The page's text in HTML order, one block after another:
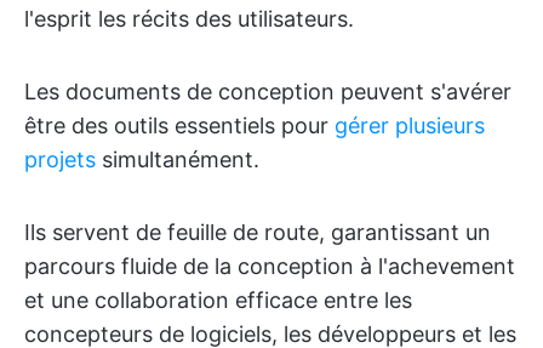
l'esprit les récits des utilisateurs.
Les documents de conception peuvent s'avérer
être des outils essentiels pour gérer plusieurs
projets simultanément.
Ils servent de feuille de route, garantissant un
parcours fluide de la conception à l'achevement
et une collaboration efficace entre les
concepteurs de logiciels, les développeurs et les